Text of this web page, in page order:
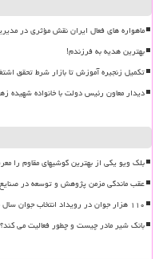
ماهواره های فعال ایران نقش مؤثری در
بهترین هدیه به فرزندم!
تکمیل زنجیره آموزش تا بازار شرط تحقق
دیدار معاون رئیس دولت با خانواده شهیده
بلک ویو یکی از بهترین گوشیهای مقاوم را
عقب ماندگی مزمن پژوهش و توسعه در صنایع
۱۱۰ هزار جوان در رویداد انتخاب جوان سال نام نویسی کردند
بانک شیر مادر چیست و چطور فعالیت می کند؟